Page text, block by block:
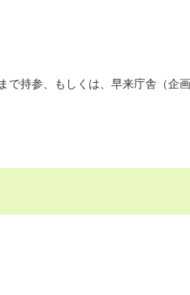
持参、もしくは、早来庁舎（企